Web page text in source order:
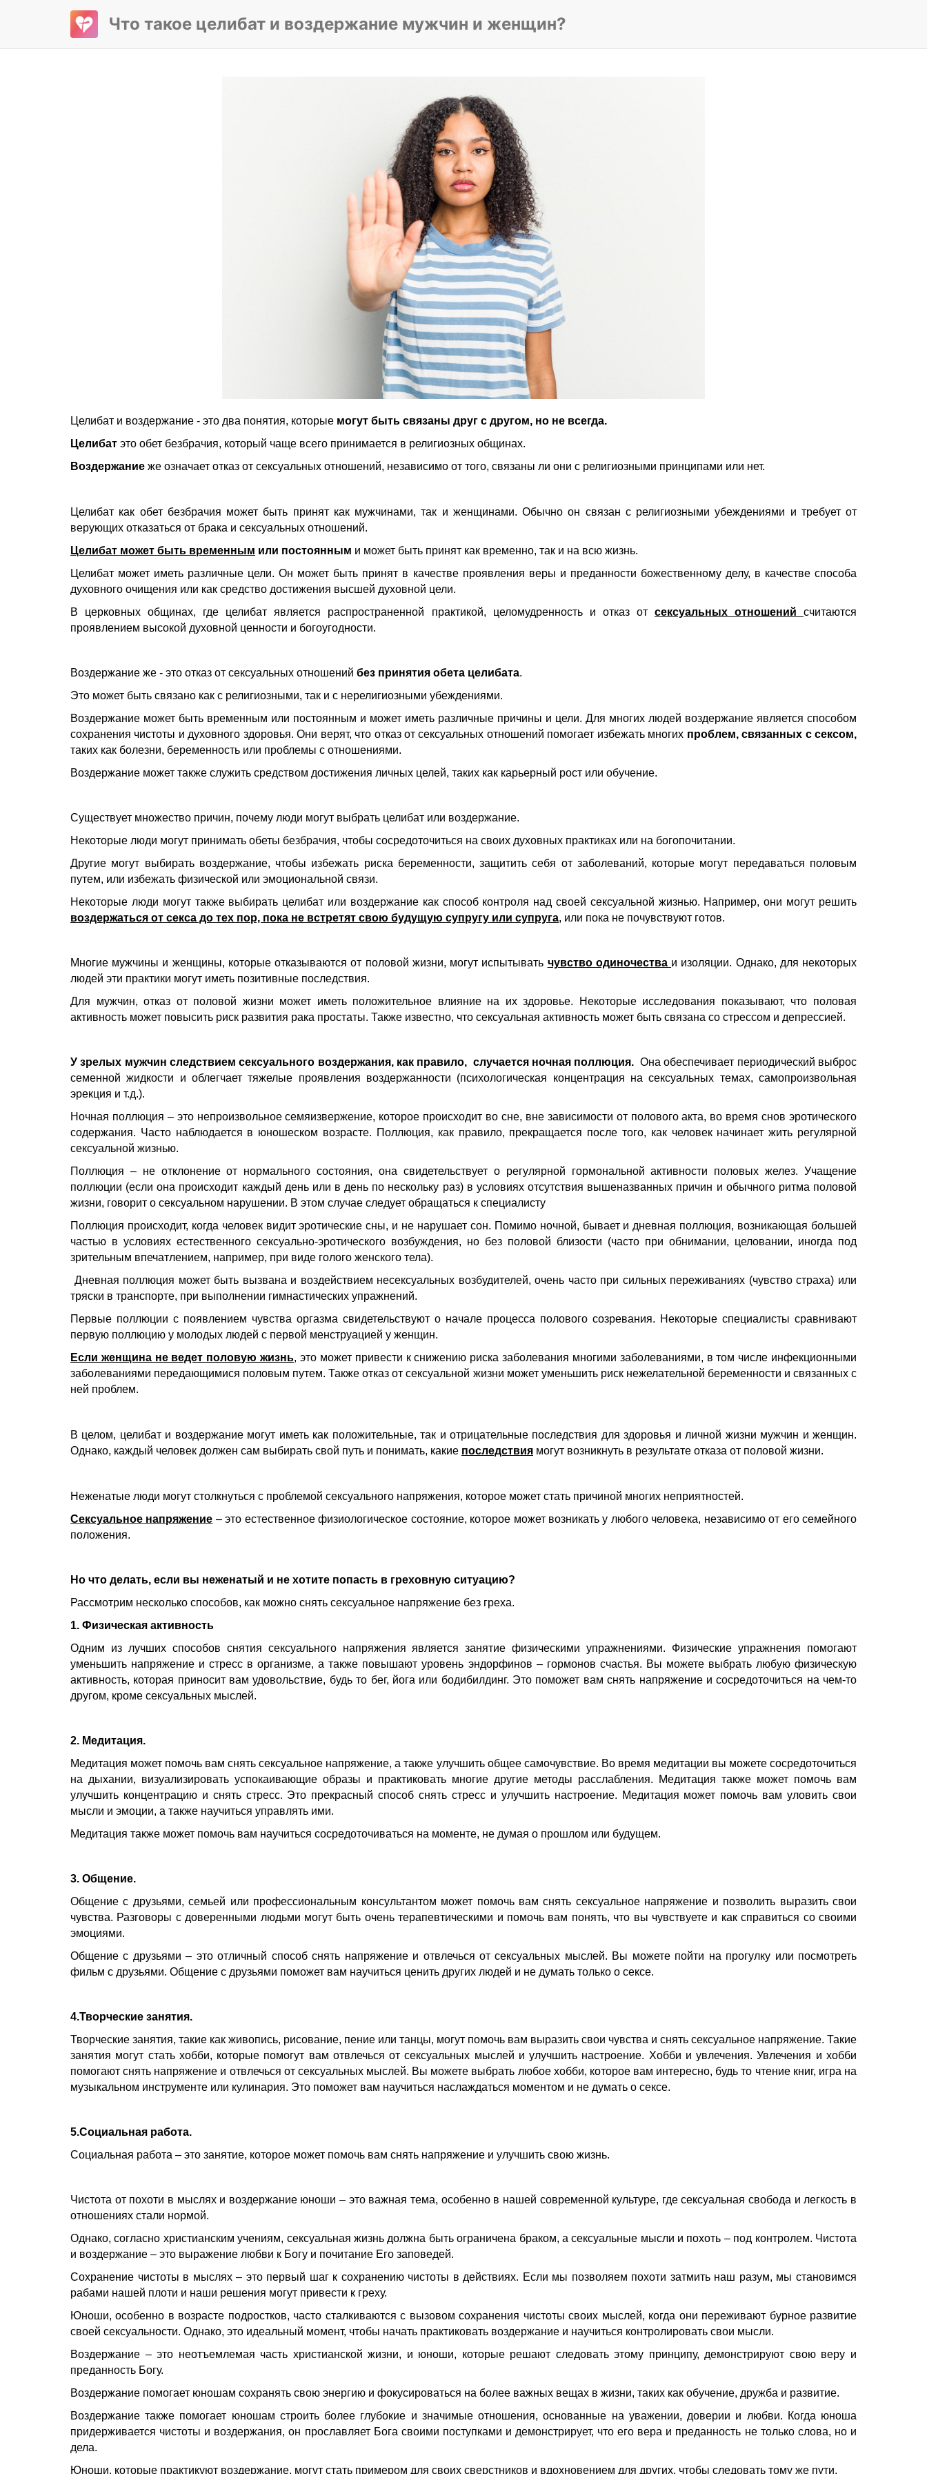
Что такое целибат и воздержание мужчин и женщин?
Целибат и воздержание - это два понятия, которые могут быть связаны друг с другом, но не всегда.
Целибат это обет безбрачия, который чаще всего принимается в религиозных общинах.
Воздержание же означает отказ от сексуальных отношений, независимо от того, связаны ли они с религиозными принципами или нет.
Целибат как обет безбрачия может быть принят как мужчинами, так и женщинами. Обычно он связан с религиозными убеждениями и требует от
верующих отказаться от брака и сексуальных отношений.
Целибат может быть временным или постоянным и может быть принят как временно, так и на всю жизнь.
Целибат может иметь различные цели. Он может быть принят в качестве проявления веры и преданности божественному делу, в качестве способа
духовного очищения или как средство достижения высшей духовной цели.
В церковных общинах, где целибат является распространенной практикой, целомудренность и отказ от сексуальных отношенийсчитаются
проявлением высокой духовной ценности и богоугодности.
Воздержание же - это отказ от сексуальных отношений без принятия обета целибата.
Это может быть связано как с религиозными, так и с нерелигиозными убеждениями.
Воздержание может быть временным или постоянным и может иметь различные причины и цели. Для многих людей воздержание является способом
сохранения чистоты и духовного здоровья. Они верят, что отказ от сексуальных отношений помогает избежать многих проблем, связанных с сексом,
таких как болезни, беременность или проблемы с отношениями.
Воздержание может также служить средством достижения личных целей, таких как карьерный рост или обучение.
Существует множество причин, почему люди могут выбрать целибат или воздержание.
Некоторые люди могут принимать обеты безбрачия, чтобы сосредоточиться на своих духовных практиках или на богопочитании.
Другие могут выбирать воздержание, чтобы избежать риска беременности, защитить себя от заболеваний, которые могут передаваться половым
путем, или избежать физической или эмоциональной связи.
Некоторые люди могут также выбирать целибат или воздержание как способ контроля над своей сексуальной жизнью. Например, они могут решить
воздержаться от секса до тех пор, пока не встретят свою будущую супругу или супруга, или пока не почувствуют готов.
Многие мужчины и женщины, которые отказываются от половой жизни, могут испытывать чувство одиночества и изоляции. Однако, для некоторых
людей эти практики могут иметь позитивные последствия.
Для мужчин, отказ от половой жизни может иметь положительное влияние на их здоровье. Некоторые исследования показывают, что половая
активность может повысить риск развития рака простаты. Также известно, что сексуальная активность может быть связана со стрессом и депрессией.
У зрелых мужчин следствием сексуального воздержания, как правило, случается ночная поллюция. Она обеспечивает периодический выброс
семенной жидкости и облегчает тяжелые проявления воздержанности (психологическая концентрация на сексуальных темах, самопроизвольная
эрекция и т.д.).
Ночная поллюция – это непроизвольное семяизвержение, которое происходит во сне, вне зависимости от полового акта, во время снов эротического
содержания. Часто наблюдается в юношеском возрасте. Поллюция, как правило, прекращается после того, как человек начинает жить регулярной
сексуальной жизнью.
Поллюция – не отклонение от нормального состояния, она свидетельствует о регулярной гормональной активности половых желез. Учащение
поллюции (если она происходит каждый день или в день по нескольку раз) в условиях отсутствия вышеназванных причин и обычного ритма половой
жизни, говорит о сексуальном нарушении. В этом случае следует обращаться к специалисту
Поллюция происходит, когда человек видит эротические сны, и не нарушает сон. Помимо ночной, бывает и дневная поллюция, возникающая большей
частью в условиях естественного сексуально-эротического возбуждения, но без половой близости (часто при обнимании, целовании, иногда под
зрительным впечатлением, например, при виде голого женского тела).
Дневная поллюция может быть вызвана и воздействием несексуальных возбудителей, очень часто при сильных переживаниях (чувство страха) или
тряски в транспорте, при выполнении гимнастических упражнений.
Первые поллюции с появлением чувства оргазма свидетельствуют о начале процесса полового созревания. Некоторые специалисты сравнивают
первую поллюцию у молодых людей с первой менструацией у женщин.
Если женщина не ведет половую жизнь, это может привести к снижению риска заболевания многими заболеваниями, в том числе инфекционными
заболеваниями передающимися половым путем. Также отказ от сексуальной жизни может уменьшить риск нежелательной беременности и связанных с
ней проблем.
В целом, целибат и воздержание могут иметь как положительные, так и отрицательные последствия для здоровья и личной жизни мужчин и женщин.
Однако, каждый человек должен сам выбирать свой путь и понимать, какие последствия могут возникнуть в результате отказа от половой жизни.
Неженатые люди могут столкнуться с проблемой сексуального напряжения, которое может стать причиной многих неприятностей.
Сексуальное напряжение – это естественное физиологическое состояние, которое может возникать у любого человека, независимо от его семейного
положения.
Но что делать, если вы неженатый и не хотите попасть в греховную ситуацию?
Рассмотрим несколько способов, как можно снять сексуальное напряжение без греха.
1. Физическая активность
Одним из лучших способов снятия сексуального напряжения является занятие физическими упражнениями. Физические упражнения помогают
уменьшить напряжение и стресс в организме, а также повышают уровень эндорфинов – гормонов счастья. Вы можете выбрать любую физическую
активность, которая приносит вам удовольствие, будь то бег, йога или бодибилдинг. Это поможет вам снять напряжение и сосредоточиться на чем-то
другом, кроме сексуальных мыслей.
2. Медитация.
Медитация может помочь вам снять сексуальное напряжение, а также улучшить общее самочувствие. Во время медитации вы можете сосредоточиться
на дыхании, визуализировать успокаивающие образы и практиковать многие другие методы расслабления. Медитация также может помочь вам
улучшить концентрацию и снять стресс. Это прекрасный способ снять стресс и улучшить настроение. Медитация может помочь вам уловить свои
мысли и эмоции, а также научиться управлять ими.
Медитация также может помочь вам научиться сосредоточиваться на моменте, не думая о прошлом или будущем.
3. Общение.
Общение с друзьями, семьей или профессиональным консультантом может помочь вам снять сексуальное напряжение и позволить выразить свои
чувства. Разговоры с доверенными людьми могут быть очень терапевтическими и помочь вам понять, что вы чувствуете и как справиться со своими
эмоциями.
Общение с друзьями – это отличный способ снять напряжение и отвлечься от сексуальных мыслей. Вы можете пойти на прогулку или посмотреть
фильм с друзьями. Общение с друзьями поможет вам научиться ценить других людей и не думать только о сексе.
4.Творческие занятия.
Творческие занятия, такие как живопись, рисование, пение или танцы, могут помочь вам выразить свои чувства и снять сексуальное напряжение. Такие
занятия могут стать хобби, которые помогут вам отвлечься от сексуальных мыслей и улучшить настроение. Хобби и увлечения. Увлечения и хобби
помогают снять напряжение и отвлечься от сексуальных мыслей. Вы можете выбрать любое хобби, которое вам интересно, будь то чтение книг, игра на
музыкальном инструменте или кулинария. Это поможет вам научиться наслаждаться моментом и не думать о сексе.
5.Социальная работа.
Социальная работа – это занятие, которое может помочь вам снять напряжение и улучшить свою жизнь.
Чистота от похоти в мыслях и воздержание юноши – это важная тема, особенно в нашей современной культуре, где сексуальная свобода и легкость в
отношениях стали нормой.
Однако, согласно христианским учениям, сексуальная жизнь должна быть ограничена браком, а сексуальные мысли и похоть – под контролем. Чистота
и воздержание – это выражение любви к Богу и почитание Его заповедей.
Сохранение чистоты в мыслях – это первый шаг к сохранению чистоты в действиях. Если мы позволяем похоти затмить наш разум, мы становимся
рабами нашей плоти и наши решения могут привести к греху.
Юноши, особенно в возрасте подростков, часто сталкиваются с вызовом сохранения чистоты своих мыслей, когда они переживают бурное развитие
своей сексуальности. Однако, это идеальный момент, чтобы начать практиковать воздержание и научиться контролировать свои мысли.
Воздержание – это неотъемлемая часть христианской жизни, и юноши, которые решают следовать этому принципу, демонстрируют свою веру и
преданность Богу.
Воздержание помогает юношам сохранять свою энергию и фокусироваться на более важных вещах в жизни, таких как обучение, дружба и развитие.
Воздержание также помогает юношам строить более глубокие и значимые отношения, основанные на уважении, доверии и любви. Когда юноша
придерживается чистоты и воздержания, он прославляет Бога своими поступками и демонстрирует, что его вера и преданность не только слова, но и
дела.
Юноши, которые практикуют воздержание, могут стать примером для своих сверстников и вдохновением для других, чтобы следовать тому же пути.